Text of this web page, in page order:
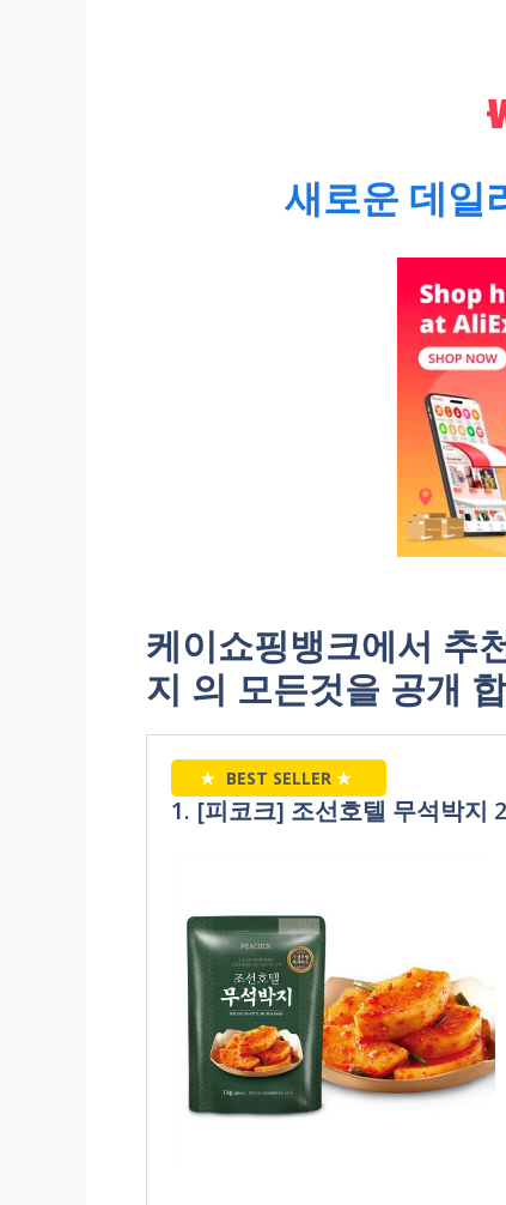
새로운 데일
케이쇼핑뱅크에서 추
지 의 모든것을 공개
★ BEST SELLER ★
1. [피코크] 조선호텔 무석박지